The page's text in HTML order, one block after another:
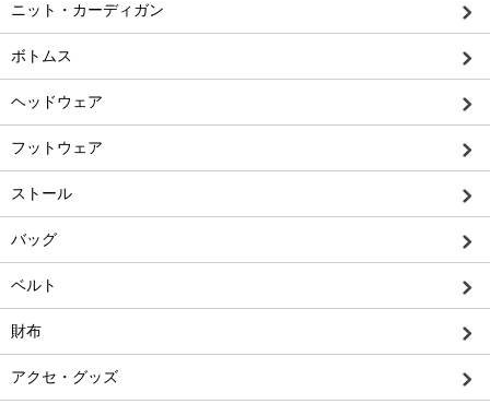
ニット・カーディガン
ボトムス
ヘッドウェア
フットウェア
ストール
バッグ
ベルト
財布
アクセ・グッズ